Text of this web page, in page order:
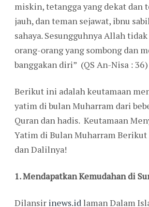
miskin, tetangga yang dekat dan
jauh, dan teman sejawat, ibnu
sahaya. Sesungguhnya Allah
orang-orang yang sombong dan
banggakan diri” (QS An-Nisa : 36)
Berikut ini adalah keutamaan
yatim di bulan Muharram dari
Quran dan hadis. Keutamaan
Yatim di Bulan Muharram Berikut
dan Dalilnya!
1. Mendapatkan Kemudahan di
Dilansir inews.idlaman Dalam